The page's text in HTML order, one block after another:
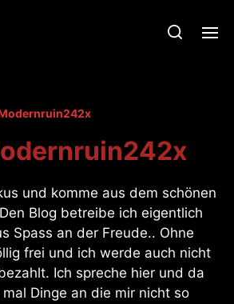
und komme aus dem schönen
Blog betreibe ich eigentlich
Spass an der Freude.. Ohne
frei und ich werde auch nicht
Ich spreche hier und da
Dinge an die mir nicht so